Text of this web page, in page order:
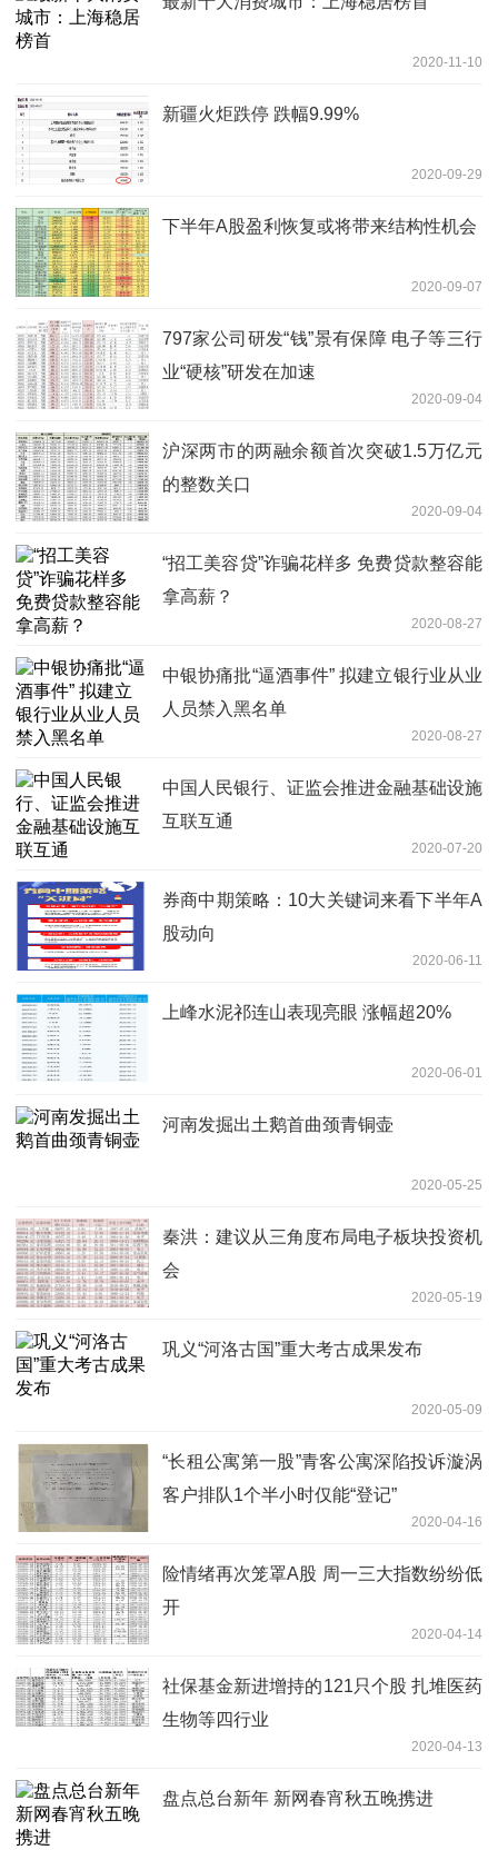
2020-11-10
新疆火炬跌停 跌幅9.99%
2020-09-29
下半年A股盈利恢复或将带来结构性机会
2020-09-07
797家公司研发“钱”景有保障 电子等三行
业“硬核”研发在加速
2020-09-04
沪深两市的两融余额首次突破1.5万亿元
的整数关口
2020-09-04
“招工美容贷”诈骗花样多 免费贷款整容能
拿高薪？
2020-08-27
中银协痛批“逼酒事件” 拟建立银行业从业
人员禁入黑名单
2020-08-27
中国人民银行、证监会推进金融基础设施
互联互通
2020-07-20
券商中期策略：10大关键词来看下半年A
股动向
2020-06-11
上峰水泥祁连山表现亮眼 涨幅超20%
2020-06-01
河南发掘出土鹅首曲颈青铜壶
2020-05-25
秦洪：建议从三角度布局电子板块投资机
会
2020-05-19
巩义“河洛古国”重大考古成果发布
2020-05-09
“长租公寓第一股”青客公寓深陷投诉漩涡
客户排队1个半小时仅能“登记”
2020-04-16
险情绪再次笼罩A股 周一三大指数纷纷低
开
2020-04-14
社保基金新进增持的121只个股 扎堆医药
生物等四行业
2020-04-13
盘点总台新年 新网春宵秋五晚携进